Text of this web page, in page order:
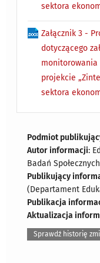
sektora
Załącznik 3 -
dotyczącego
monitorowania
projekcie
sektora
Podmiot
Autor informacji:
Badań
Publikujący
(Departament
Publikacja
Aktualizacja
Sprawdź historię